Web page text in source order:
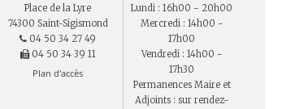
Place de la Lyre
74300 Saint-Sigismond
04 50 34 27 49
04 50 34 39 11
Plan d'accès
Lundi : 16h00 - 20h00
Mercredi : 14h00 -
17h00
Vendredi : 14h00 -
17h30
Permanences Maire et
Adjoints : sur rendez-